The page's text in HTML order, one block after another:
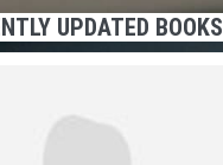
UPDATED BOOKS